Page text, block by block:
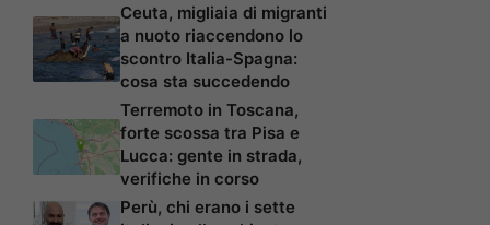
Ceuta, migliaia di migranti
a nuoto riaccendono lo
scontro Italia-Spagna:
cosa sta succedendo
Terremoto in Toscana,
forte scossa tra Pisa e
Lucca: gente in strada,
verifiche in corso
Perù, chi erano i sette